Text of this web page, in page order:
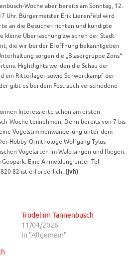
-Woche aber bereits am Sonntag, 12.
Uhr. Bürgermeister Erik Lierenfeld wird
an die Besucher richten und kündigte
kleine Überraschung zwischen der Stadt
die wir bei der Eröffnung bekanntgeben
sorgen die „Bläsergruppe Zons“
Hightlights werden die Schau der
ein Ritterlager sowie Schwertkampf der
gibt es bei dem Fest auch verschiedene
Interessierte schon am ersten
Woche teilnehmen. Denn bereits von 7 bis
Vogelstimmenwanderung unter dem
Hobby-Ornithologe Wolfgang Tylus
Vogelarten im Wald singen und fliegen.
Eine Anmeldung unter Tel.
82 ist erforderlich. (jvh)
Trödel im Tannenbusch
11/04/2026
In "Allgemein"